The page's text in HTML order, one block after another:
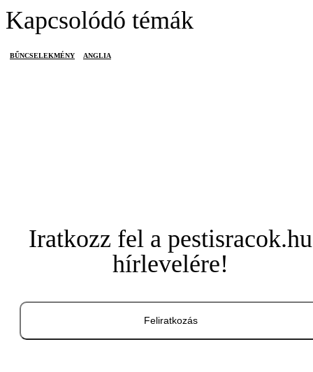
Kapcsolódó témák
BŰNCSELEKMÉNY ANGLIA
Iratkozz fel a pestisracok.hu
hírlevelére!
Feliratkozás